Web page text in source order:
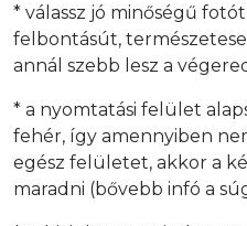
* válassz jó minőségű
felbontásút,
annál szebb lesz a
* a nyomtatási felület
fehér, így amennyiben
egész felületet, akkor a
maradni (bővebb infó a